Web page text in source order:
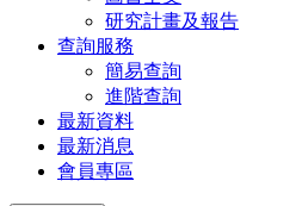
研究計畫及報告
查詢服務
簡易查詢
進階查詢
最新資料
最新消息
會員專區